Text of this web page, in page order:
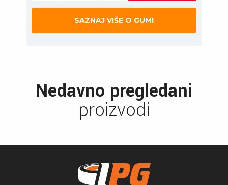
SAZNAJ VIŠE O GUMI
Nedavno pregledani
proizvodi